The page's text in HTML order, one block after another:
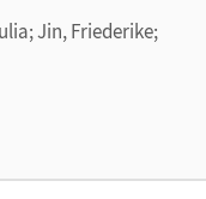
Jin, Friederike;